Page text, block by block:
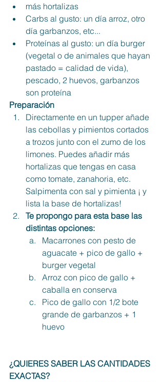
más hortalizas
Carbs al gusto: un día arroz, otro
día garbanzos, etc...
Proteínas al gusto: un día burger
(vegetal o de animales que hayan
pastado = calidad de vida),
pescado, 2 huevos, garbanzos
son proteína
Preparación
Directamente en un tupper añade
las cebollas y pimientos cortados
a trozos junto con el zumo de los
limones. Puedes añadir más
hortalizas que tengas en casa
como tomate, zanahoria, etc.
Salpimenta con sal y pimienta ¡ y
lista la base de hortalizas!
Te propongo para esta base las
distintas opciones:
Macarrones con pesto de
aguacate + pico de gallo +
burger vegetal
Arroz con pico de gallo +
caballa en conserva
Pico de gallo con 1/2 bote
grande de garbanzos + 1
huevo
¿QUIERES SABER LAS CANTIDADES
EXACTAS?